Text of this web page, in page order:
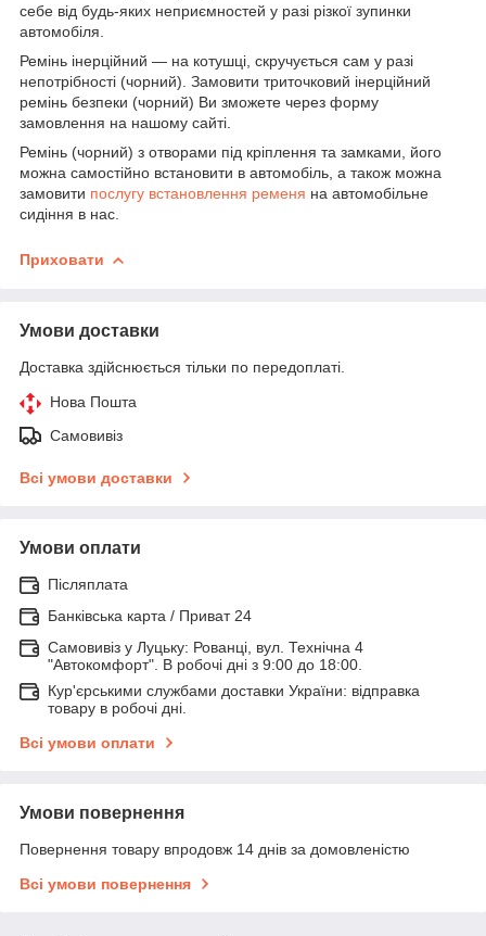
себе від будь-яких неприємностей у разі різкої зупинки
автомобіля.
Ремінь інерційний — на котушці, скручується сам у разі
непотрібності (чорний). Замовити триточковий інерційний
ремінь безпеки (чорний) Ви зможете через форму
замовлення на нашому сайті.
Ремінь (чорний) з отворами під кріплення та замками, його
можна самостійно встановити в автомобіль, а також можна
замовити послугу встановлення ременя на автомобільне
сидіння в нас.
Приховати
Умови доставки
Доставка здійснюється тільки по передоплаті.
Нова Пошта
Самовивіз
Всі умови доставки
Умови оплати
Післяплата
Банківська карта / Приват 24
Самовивіз у Луцьку: Рованці, вул. Технічна 4
"Автокомфорт". В робочі дні з 9:00 до 18:00.
Кур'єрськими службами доставки України: відправка
товару в робочі дні.
Всі умови оплати
Умови повернення
Повернення товару впродовж 14 днів за домовленістю
Всі умови повернення